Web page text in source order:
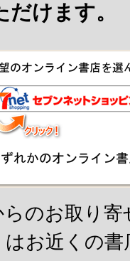
だけます。
のお取り
はお近くの書